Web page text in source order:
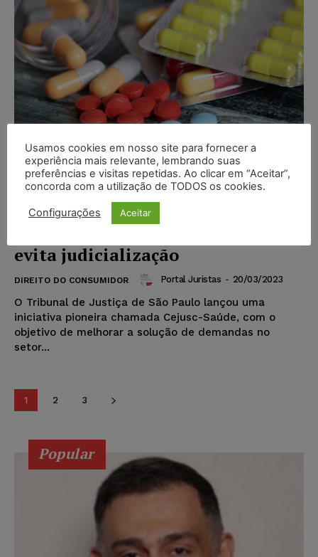
Cejusc-Saúde otimiza
evita judicialização
DIREITO DO CONSUMIDOR Portal Juristas - 20/03/2023
O Tribunal de Justiça de São Paulo lançou uma
iniciativa pioneira chamada Cejusc-Saúde, com o
objetivo de melhorar a solução de demandas no
setor...
1 2 3
Popular
Usamos cookies em nosso site para fornecer a
experiência mais relevante, lembrando suas
preferências e visitas repetidas. Ao clicar em “Aceitar”,
concorda com a utilização de TODOS os cookies.
Configurações Aceitar